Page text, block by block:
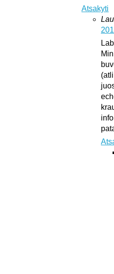
Atsakyti